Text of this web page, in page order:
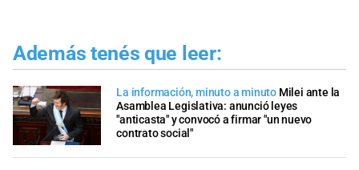
Además tenés que leer:
La información, minuto a minuto Milei ante la
Asamblea Legislativa: anunció leyes
"anticasta" y convocó a firmar "un nuevo
contrato social"